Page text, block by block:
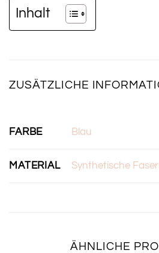
Inhalt
ZUSÄTZLICHE
FARBE Blau
MATERIAL Synthetische
ÄHNLICHE